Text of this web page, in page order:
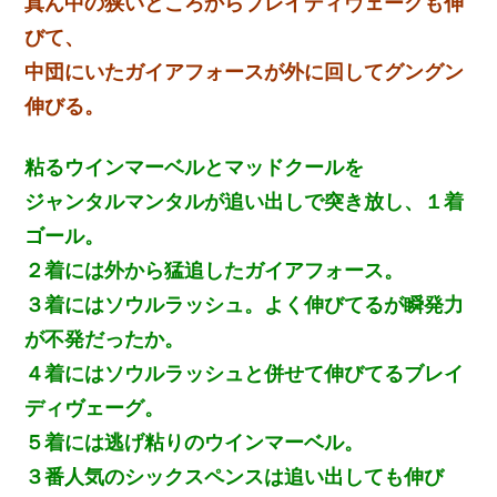
びて、
中団にいたガイアフォースが外に回してグングン
伸びる。
粘るウインマーベルとマッドクールを
ジャンタルマンタルが追い出しで突き放し、１着
ゴール。
２着には外から猛追したガイアフォース。
３着にはソウルラッシュ。よく伸びてるが瞬発力
が不発だったか。
４着にはソウルラッシュと併せて伸びてるブレイ
ディヴェーグ。
５着には逃げ粘りのウインマーベル。
３番人気のシックスペンスは追い出しても伸び